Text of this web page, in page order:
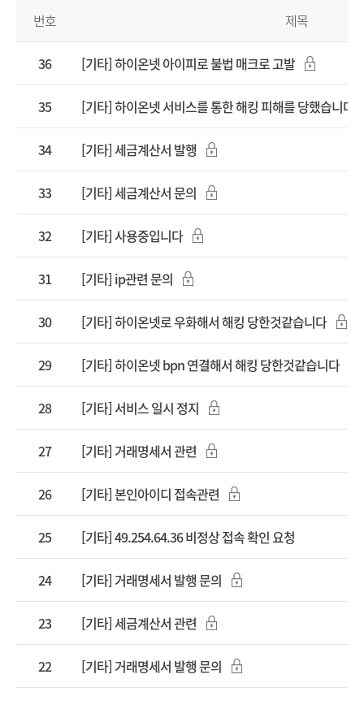
번호 제목
36 [기타] 하이온넷 아이피로 불법 매크로 고발
35 [기타] 하이온넷 서비스를 통한 해킹 피해를 당했습니다.
34 [기타] 세금계산서 발행
33 [기타] 세금계산서 문의
32 [기타] 사용중입니다
31 [기타] ip관련 문의
30 [기타] 하이온넷로 우화해서 해킹 당한것같습니다
29 [기타] 하이온넷 bpn 연결해서 해킹 당한것같습니다
28 [기타] 서비스 일시 정지
27 [기타] 거래명세서 관련
26 [기타] 본인아이디 접속관련
25 [기타] 49.254.64.36 비정상 접속 확인 요청
24 [기타] 거래명세서 발행 문의
23 [기타] 세금계산서 관련
22 [기타] 거래명세서 발행 문의